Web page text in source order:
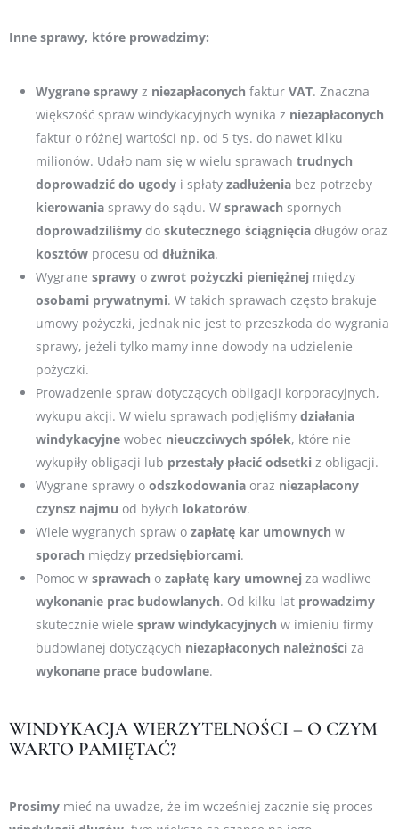
Inne sprawy, które prowadzimy:
Wygrane sprawy z niezapłaconych faktur VAT. Znaczna
większość spraw windykacyjnych wynika z niezapłaconych
faktur o różnej wartości np. od 5 tys. do nawet kilku
milionów. Udało nam się w wielu sprawach trudnych
doprowadzić do ugody i spłaty zadłużenia bez potrzeby
kierowania sprawy do sądu. W sprawach spornych
doprowadziliśmy do skutecznego ściągnięcia długów oraz
kosztów procesu od dłużnika.
Wygrane sprawy o zwrot pożyczki pieniężnej między
osobami prywatnymi. W takich sprawach często brakuje
umowy pożyczki, jednak nie jest to przeszkoda do wygrania
sprawy, jeżeli tylko mamy inne dowody na udzielenie
pożyczki.
Prowadzenie spraw dotyczących obligacji korporacyjnych,
wykupu akcji. W wielu sprawach podjęliśmy działania
windykacyjne wobec nieuczciwych spółek, które nie
wykupiły obligacji lub przestały płacić odsetki z obligacji.
Wygrane sprawy o odszkodowania oraz niezapłacony
czynsz najmu od byłych lokatorów.
Wiele wygranych spraw o zapłatę kar umownych w
sporach między przedsiębiorcami.
Pomoc w sprawach o zapłatę kary umownej za wadliwe
wykonanie prac budowlanych. Od kilku lat prowadzimy
skutecznie wiele spraw windykacyjnych w imieniu firmy
budowlanej dotyczących niezapłaconych należności za
wykonane prace budowlane.
WINDYKACJA WIERZYTELNOŚCI – O CZYM
WARTO PAMIĘTAĆ?
Prosimy mieć na uwadze, że im wcześniej zacznie się proces